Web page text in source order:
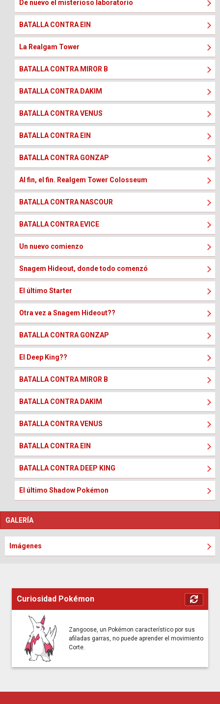
De nuevo el misterioso laboratorio
BATALLA CONTRA EIN
La Realgam Tower
BATALLA CONTRA MIROR B
BATALLA CONTRA DAKIM
BATALLA CONTRA VENUS
BATALLA CONTRA EIN
BATALLA CONTRA GONZAP
Al fin, el fin. Realgem Tower Colosseum
BATALLA CONTRA NASCOUR
BATALLA CONTRA EVICE
Un nuevo comienzo
Snagem Hideout, donde todo comenzó
El último Starter
Otra vez a Snagem Hideout??
BATALLA CONTRA GONZAP
El Deep King??
BATALLA CONTRA MIROR B
BATALLA CONTRA DAKIM
BATALLA CONTRA VENUS
BATALLA CONTRA EIN
BATALLA CONTRA DEEP KING
El último Shadow Pokémon
GALERÍA
Imágenes
Curiosidad Pokémon
Zangoose, un Pokémon característico por sus
afiladas garras, no puede aprender el movimiento
Corte.